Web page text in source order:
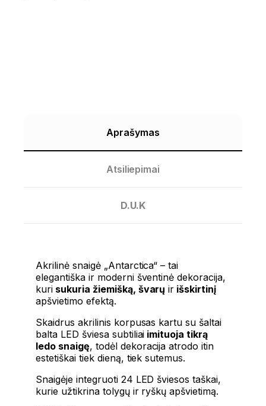
Aprašymas
Atsiliepimai
D.U.K
Akrilinė snaigė „Antarctica“ – tai
elegantiška ir moderni šventinė dekoracija,
kurisukuria žiemišką, švarų ir išskirtinį
apšvietimo efektą.
Skaidrus akrilinis korpusas kartu su šaltai
balta LED šviesa subtiliai imituoja tikrą
ledo snaigę, todėl dekoracija atrodo itin
estetiškai tiek dieną, tiek sutemus.
Snaigėje integruoti 24 LED šviesos taškai,
kurie užtikrina tolygų ir ryškų apšvietimą.